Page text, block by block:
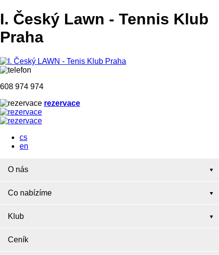
I. Český Lawn - Tennis Klub
Praha
608 974 974
rezervace
cs
en
O nás
Co nabízíme
Klub
Ceník